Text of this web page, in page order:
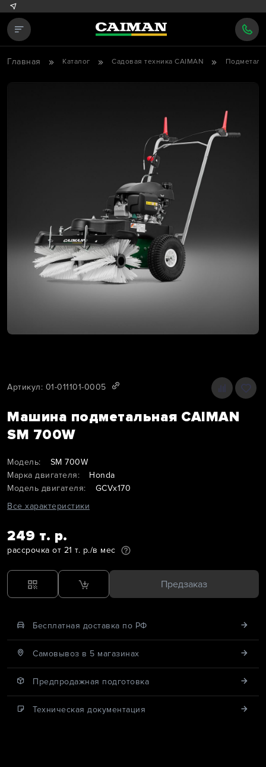
Главная Каталог Садовая техника CAIMAN
Артикул: 01-011101-0005
Машина подметальная CAIMAN
SM 700W
Модель:
SM 700W
Марка двигателя:
Honda
Модель двигателя:
GCVx170
Все характеристики
249 т. р.
рассрочка от 21 т. р./в мес
Предзаказ
Бесплатная доставка по РФ
Cамовывоз в 5 магазинах
Предпродажная подготовка
Техническая документация